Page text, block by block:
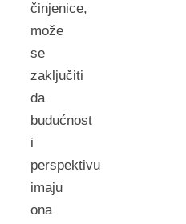
činjenice,
može
se
zaključiti
da
budućnost
i
perspektivu
imaju
ona